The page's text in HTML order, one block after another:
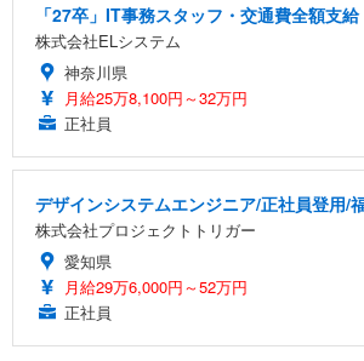
「27卒」IT事務スタッフ・交通費全額支
株式会社ELシステム
神奈川県
月給25万8,100円～32万円
正社員
デザインシステムエンジニア/正社員登用/
株式会社プロジェクトトリガー
愛知県
月給29万6,000円～52万円
正社員